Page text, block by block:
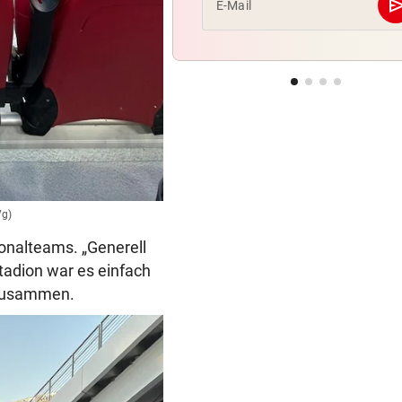
„Generell
war es einfach
E-Mail